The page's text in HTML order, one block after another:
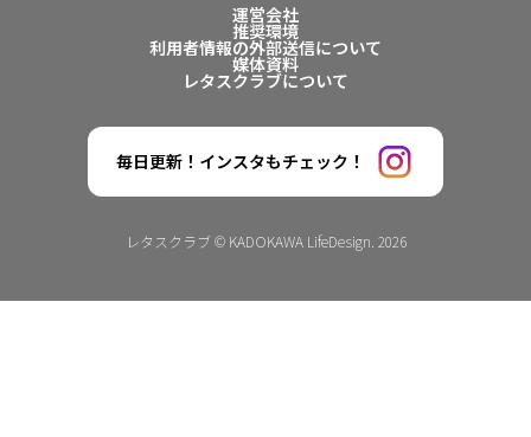
運営会社
推奨環境
利用者情報の外部送信について
媒体資料
レタスクラブについて
毎日更新！インスタもチェック！
レタスクラブ © KADOKAWA LifeDesign. 2026